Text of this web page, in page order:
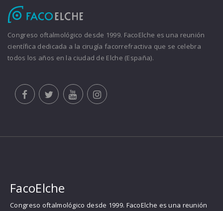
Congreso oftalmológico desde 1999. FacoElche es una reunión
científica dedicada a la cirugía facorrefractiva que se celebra
todos los años en la ciudad de Elche (España).
FacoElche
Congreso oftalmológico desde 1999. FacoElche es una reunión